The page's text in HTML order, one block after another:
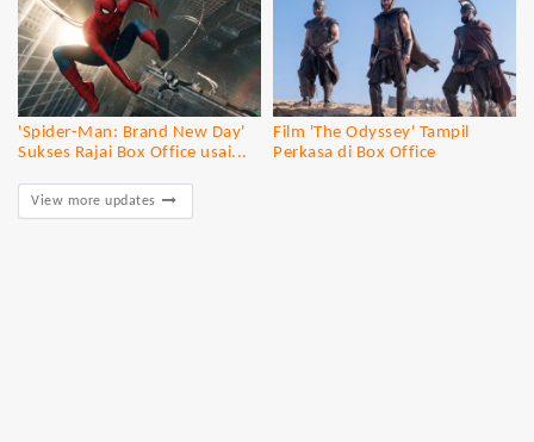
'Spider-Man: Brand New Day'
Sukses Rajai Box Office usai...
Film 'The Odyssey' Tampil
Perkasa di Box Office
View more updates